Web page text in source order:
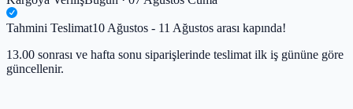
Tahmini Teslimat10 Ağustos - 11 Ağustos arası kapında!
13.00 sonrası ve hafta sonu siparişlerinde teslimat ilk iş gününe göre
güncellenir.